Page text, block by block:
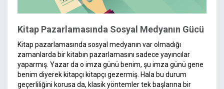
Kitap Pazarlamasında Sosyal Medyanın Gücü
Kitap pazarlamasında sosyal medyanın var olmadığı
zamanlarda bir kitabın pazarlamasını sadece yayıncılar
yaparmış. Yazar da o imza günü benim, şu imza günü gene
benim diyerek kitapçı kitapçı gezermiş. Hala bu durum
geçerliliğini korusa da, klasik yöntemler tek başlarına bir